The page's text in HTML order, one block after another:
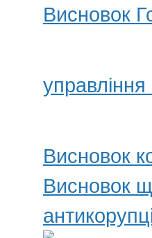
Висновок
Висновок
Висновок